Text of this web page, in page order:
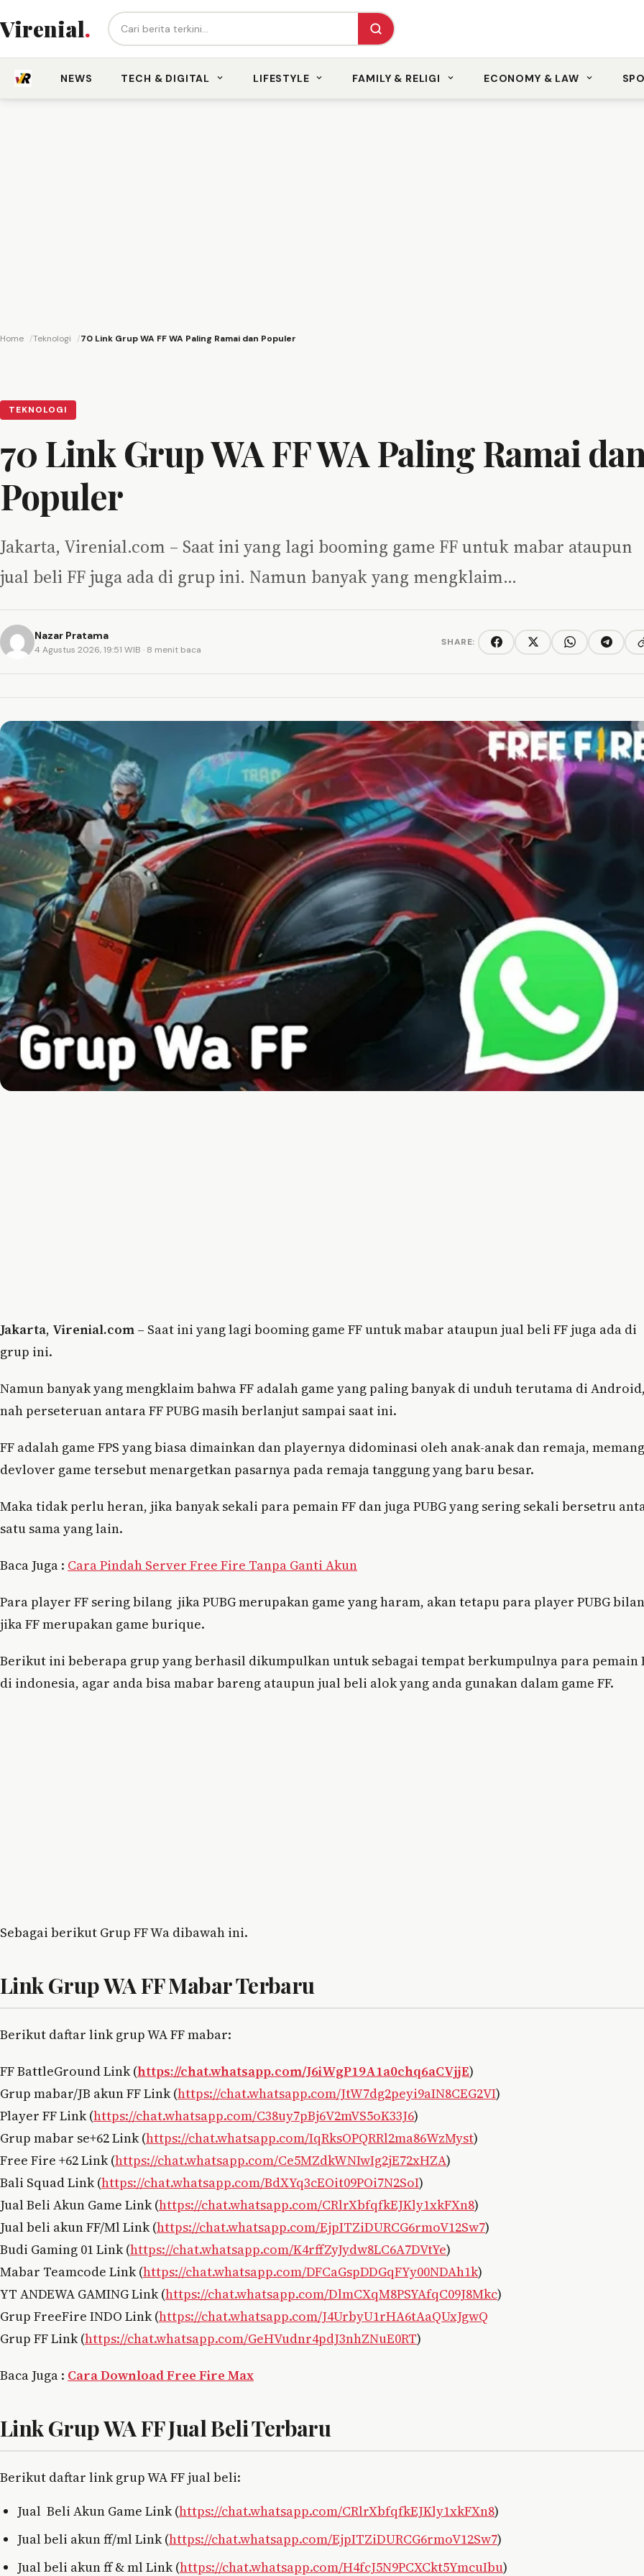
Virenial. Cari berita...
NEWS TECH & DIGITAL LIFESTYLE FAMILY & RELIGI ECONOMY & LAW
Home Teknologi 70 Link Grup WA FF WA Paling Ramai dan Populer
TEKNOLOGI
70 Link Grup WA FF WA Paling Ramai
Populer
Jakarta, Virenial.com – Saat ini yang lagi booming game FF untuk mabar ataupun
jual beli FF juga ada di grup ini. Namun banyak yang mengklaim…
Nazar Pratama
4 Agustus 2026, 19:51 WIB · 8 menit baca
SHARE: FacebookTwitter/XWhatsAppTelegram
Jakarta, Virenial.com – Saat ini yang lagi booming game FF untuk mabar ataupun jual beli FF juga ada di
grup ini.
Namun banyak yang mengklaim bahwa FF adalah game yang paling banyak di unduh terutama di
nah perseteruan antara FF PUBG masih berlanjut sampai saat ini.
FF adalah game FPS yang biasa dimainkan dan playernya didominasi oleh anak-anak dan remaja, memang
devlover game tersebut menargetkan pasarnya pada remaja tanggung yang baru besar.
Maka tidak perlu heran, jika banyak sekali para pemain FF dan juga PUBG yang sering sekali bersetru
satu sama yang lain.
Baca Juga : Cara Pindah Server Free Fire Tanpa Ganti Akun
Para player FF sering bilang jika PUBG merupakan game yang haram, akan tetapu para player PUBG
jika FF merupakan game burique.
Berikut ini beberapa grup yang berhasil dikumpulkan untuk sebagai tempat berkumpulnya para pemain
di indonesia, agar anda bisa mabar bareng ataupun jual beli alok yang anda gunakan dalam game FF.
Sebagai berikut Grup FF Wa dibawah ini.
Link Grup WA FF Mabar Terbaru
Berikut daftar link grup WA FF mabar:
FF BattleGround Link (https://chat.whatsapp.com/J6iWgP19A1a0chq6aCVjjE)
Grup mabar/JB akun FF Link (https://chat.whatsapp.com/JtW7dg2peyi9aIN8CEG2VI)
Player FF Link (https://chat.whatsapp.com/C38uy7pBj6V2mVS5oK33J6)
Grup mabar se+62 Link (https://chat.whatsapp.com/IqRksOPQRRl2ma86WzMyst)
Free Fire +62 Link (https://chat.whatsapp.com/Ce5MZdkWNIwIg2jE72xHZA)
Bali Squad Link (https://chat.whatsapp.com/BdXYq3cEOit09POi7N2SoI)
Jual Beli Akun Game Link (https://chat.whatsapp.com/CRlrXbfqfkEJKly1xkFXn8)
Jual beli akun FF/Ml Link (https://chat.whatsapp.com/EjpITZiDURCG6rmoV12Sw7)
Budi Gaming 01 Link (https://chat.whatsapp.com/K4rffZyJydw8LC6A7DVtYe)
Mabar Teamcode Link (https://chat.whatsapp.com/DFCaGspDDGqFYy00NDAh1k)
YT ANDEWA GAMING Link (https://chat.whatsapp.com/DlmCXqM8PSYAfqC09J8Mkc)
Grup FreeFire INDO Link (https://chat.whatsapp.com/J4UrbyU1rHA6tAaQUxJgwQ
Grup FF Link (https://chat.whatsapp.com/GeHVudnr4pdJ3nhZNuE0RT)
Baca Juga : Cara Download Free Fire Max
Link Grup WA FF Jual Beli Terbaru
Berikut daftar link grup WA FF jual beli:
Jual Beli Akun Game Link (https://chat.whatsapp.com/CRlrXbfqfkEJKly1xkFXn8)
Jual beli akun ff/ml Link (https://chat.whatsapp.com/EjpITZiDURCG6rmoV12Sw7)
Jual beli akun ff & ml Link (https://chat.whatsapp.com/H4fcJ5N9PCXCkt5YmcuIbu)